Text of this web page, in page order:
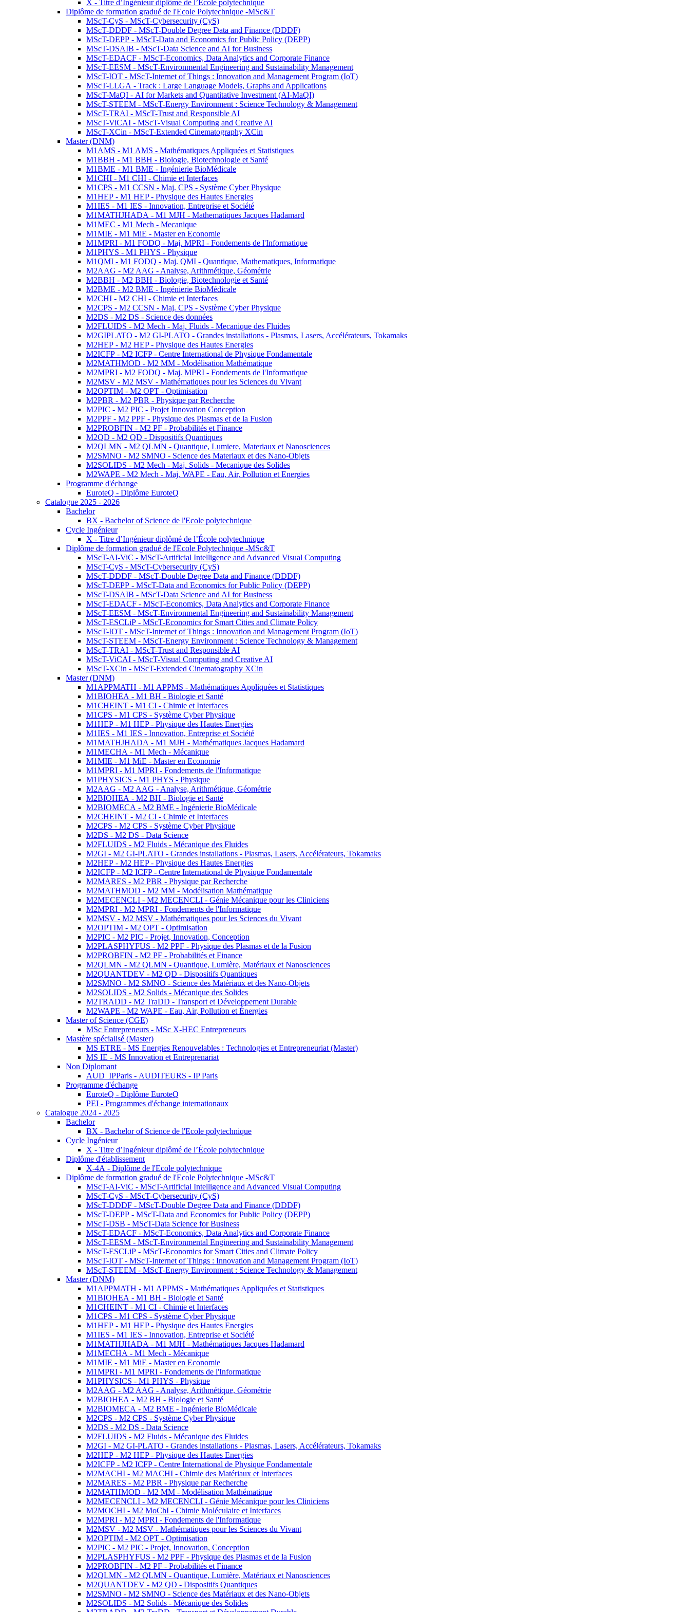
X - Titre d’Ingénieur diplômé de l’École polytechnique
Diplôme de formation gradué de l'Ecole Polytechnique -MSc&T
MScT-CyS - MScT-Cybersecurity (CyS)
MScT-DDDF - MScT-Double Degree Data and Finance (DDDF)
MScT-DEPP - MScT-Data and Economics for Public Policy (DEPP)
MScT-DSAIB - MScT-Data Science and AI for Business
MScT-EDACF - MScT-Economics, Data Analytics and Corporate Finance
MScT-EESM - MScT-Environmental Engineering and Sustainability Management
MScT-IOT - MScT-Internet of Things : Innovation and Management Program (IoT)
MScT-LLGA - Track : Large Language Models, Graphs and Applications
MScT-MaQI - AI for Markets and Quantitative Investment (AI-MaQI)
MScT-STEEM - MScT-Energy Environment : Science Technology & Management
MScT-TRAI - MScT-Trust and Responsible AI
MScT-ViCAI - MScT-Visual Computing and Creative AI
MScT-XCin - MScT-Extended Cinematography XCin
Master (DNM)
M1AMS - M1 AMS - Mathématiques Appliquées et Statistiques
M1BBH - M1 BBH - Biologie, Biotechnologie et Santé
M1BME - M1 BME - Ingénierie BioMédicale
M1CHI - M1 CHI - Chimie et Interfaces
M1CPS - M1 CCSN - Maj. CPS - Système Cyber Physique
M1HEP - M1 HEP - Physique des Hautes Energies
M1IES - M1 IES - Innovation, Entreprise et Société
M1MATHJHADA - M1 MJH - Mathematiques Jacques Hadamard
M1MEC - M1 Mech - Mecanique
M1MIE - M1 MiE - Master en Economie
M1MPRI - M1 FODQ - Maj. MPRI - Fondements de l'Informatique
M1PHYS - M1 PHYS - Physique
M1QMI - M1 FODQ - Maj. QMI - Quantique, Mathematiques, Informatique
M2AAG - M2 AAG - Analyse, Arithmétique, Géométrie
M2BBH - M2 BBH - Biologie, Biotechnologie et Santé
M2BME - M2 BME - Ingénierie BioMédicale
M2CHI - M2 CHI - Chimie et Interfaces
M2CPS - M2 CCSN - Maj. CPS - Système Cyber Physique
M2DS - M2 DS - Science des données
M2FLUIDS - M2 Mech - Maj. Fluids - Mecanique des Fluides
M2GIPLATO - M2 GI-PLATO - Grandes installations - Plasmas, Lasers, Accélérateurs, Tokamaks
M2HEP - M2 HEP - Physique des Hautes Energies
M2ICFP - M2 ICFP - Centre International de Physique Fondamentale
M2MATHMOD - M2 MM - Modélisation Mathématique
M2MPRI - M2 FODQ - Maj. MPRI - Fondements de l'Informatique
M2MSV - M2 MSV - Mathématiques pour les Sciences du Vivant
M2OPTIM - M2 OPT - Optimisation
M2PBR - M2 PBR - Physique par Recherche
M2PIC - M2 PIC - Projet Innovation Conception
M2PPF - M2 PPF - Physique des Plasmas et de la Fusion
M2PROBFIN - M2 PF - Probabilités et Finance
M2QD - M2 QD - Dispositifs Quantiques
M2QLMN - M2 QLMN - Quantique, Lumiere, Materiaux et Nanosciences
M2SMNO - M2 SMNO - Science des Materiaux et des Nano-Objets
M2SOLIDS - M2 Mech - Maj. Solids - Mecanique des Solides
M2WAPE - M2 Mech - Maj. WAPE - Eau, Air, Pollution et Energies
Programme d'échange
EuroteQ - Diplôme EuroteQ
Catalogue 2025 - 2026
Bachelor
BX - Bachelor of Science de l'Ecole polytechnique
Cycle Ingénieur
X - Titre d’Ingénieur diplômé de l’École polytechnique
Diplôme de formation gradué de l'Ecole Polytechnique -MSc&T
MScT-AI-ViC - MScT-Artificial Intelligence and Advanced Visual Computing
MScT-CyS - MScT-Cybersecurity (CyS)
MScT-DDDF - MScT-Double Degree Data and Finance (DDDF)
MScT-DEPP - MScT-Data and Economics for Public Policy (DEPP)
MScT-DSAIB - MScT-Data Science and AI for Business
MScT-EDACF - MScT-Economics, Data Analytics and Corporate Finance
MScT-EESM - MScT-Environmental Engineering and Sustainability Management
MScT-ESCLiP - MScT-Economics for Smart Cities and Climate Policy
MScT-IOT - MScT-Internet of Things : Innovation and Management Program (IoT)
MScT-STEEM - MScT-Energy Environment : Science Technology & Management
MScT-TRAI - MScT-Trust and Responsible AI
MScT-ViCAI - MScT-Visual Computing and Creative AI
MScT-XCin - MScT-Extended Cinematography XCin
Master (DNM)
M1APPMATH - M1 APPMS - Mathématiques Appliquées et Statistiques
M1BIOHEA - M1 BH - Biologie et Santé
M1CHEINT - M1 CI - Chimie et Interfaces
M1CPS - M1 CPS - Système Cyber Physique
M1HEP - M1 HEP - Physique des Hautes Energies
M1IES - M1 IES - Innovation, Entreprise et Société
M1MATHJHADA - M1 MJH - Mathématiques Jacques Hadamard
M1MECHA - M1 Mech - Mécanique
M1MIE - M1 MiE - Master en Economie
M1MPRI - M1 MPRI - Fondements de l'Informatique
M1PHYSICS - M1 PHYS - Physique
M2AAG - M2 AAG - Analyse, Arithmétique, Géométrie
M2BIOHEA - M2 BH - Biologie et Santé
M2BIOMECA - M2 BME - Ingénierie BioMédicale
M2CHEINT - M2 CI - Chimie et Interfaces
M2CPS - M2 CPS - Système Cyber Physique
M2DS - M2 DS - Data Science
M2FLUIDS - M2 Fluids - Mécanique des Fluides
M2GI - M2 GI-PLATO - Grandes installations - Plasmas, Lasers, Accélérateurs, Tokamaks
M2HEP - M2 HEP - Physique des Hautes Energies
M2ICFP - M2 ICFP - Centre International de Physique Fondamentale
M2MARES - M2 PBR - Physique par Recherche
M2MATHMOD - M2 MM - Modélisation Mathématique
M2MECENCLI - M2 MECENCLI - Génie Mécanique pour les Cliniciens
M2MPRI - M2 MPRI - Fondements de l'Informatique
M2MSV - M2 MSV - Mathématiques pour les Sciences du Vivant
M2OPTIM - M2 OPT - Optimisation
M2PIC - M2 PIC - Projet, Innovation, Conception
M2PLASPHYFUS - M2 PPF - Physique des Plasmas et de la Fusion
M2PROBFIN - M2 PF - Probabilités et Finance
M2QLMN - M2 QLMN - Quantique, Lumière, Matériaux et Nanosciences
M2QUANTDEV - M2 QD - Dispositifs Quantiques
M2SMNO - M2 SMNO - Science des Matériaux et des Nano-Objets
M2SOLIDS - M2 Solids - Mécanique des Solides
M2TRADD - M2 TraDD - Transport et Développement Durable
M2WAPE - M2 WAPE - Eau, Air, Pollution et Énergies
Master of Science (CGE)
MSc Entrepreneurs - MSc X-HEC Entrepreneurs
Mastère spécialisé (Master)
MS ETRE - MS Energies Renouvelables : Technologies et Entrepreneuriat (Master)
MS IE - MS Innovation et Entreprenariat
Non Diplomant
AUD_IPParis - AUDITEURS - IP Paris
Programme d'échange
EuroteQ - Diplôme EuroteQ
PEI - Programmes d'échange internationaux
Catalogue 2024 - 2025
Bachelor
BX - Bachelor of Science de l'Ecole polytechnique
Cycle Ingénieur
X - Titre d’Ingénieur diplômé de l’École polytechnique
Diplôme d'établissement
X-4A - Diplôme de l'Ecole polytechnique
Diplôme de formation gradué de l'Ecole Polytechnique -MSc&T
MScT-AI-ViC - MScT-Artificial Intelligence and Advanced Visual Computing
MScT-CyS - MScT-Cybersecurity (CyS)
MScT-DDDF - MScT-Double Degree Data and Finance (DDDF)
MScT-DEPP - MScT-Data and Economics for Public Policy (DEPP)
MScT-DSB - MScT-Data Science for Business
MScT-EDACF - MScT-Economics, Data Analytics and Corporate Finance
MScT-EESM - MScT-Environmental Engineering and Sustainability Management
MScT-ESCLiP - MScT-Economics for Smart Cities and Climate Policy
MScT-IOT - MScT-Internet of Things : Innovation and Management Program (IoT)
MScT-STEEM - MScT-Energy Environment : Science Technology & Management
Master (DNM)
M1APPMATH - M1 APPMS - Mathématiques Appliquées et Statistiques
M1BIOHEA - M1 BH - Biologie et Santé
M1CHEINT - M1 CI - Chimie et Interfaces
M1CPS - M1 CPS - Système Cyber Physique
M1HEP - M1 HEP - Physique des Hautes Energies
M1IES - M1 IES - Innovation, Entreprise et Société
M1MATHJHADA - M1 MJH - Mathématiques Jacques Hadamard
M1MECHA - M1 Mech - Mécanique
M1MIE - M1 MiE - Master en Economie
M1MPRI - M1 MPRI - Fondements de l'Informatique
M1PHYSICS - M1 PHYS - Physique
M2AAG - M2 AAG - Analyse, Arithmétique, Géométrie
M2BIOHEA - M2 BH - Biologie et Santé
M2BIOMECA - M2 BME - Ingénierie BioMédicale
M2CPS - M2 CPS - Système Cyber Physique
M2DS - M2 DS - Data Science
M2FLUIDS - M2 Fluids - Mécanique des Fluides
M2GI - M2 GI-PLATO - Grandes installations - Plasmas, Lasers, Accélérateurs, Tokamaks
M2HEP - M2 HEP - Physique des Hautes Energies
M2ICFP - M2 ICFP - Centre International de Physique Fondamentale
M2MACHI - M2 MACHI - Chimie des Matériaux et Interfaces
M2MARES - M2 PBR - Physique par Recherche
M2MATHMOD - M2 MM - Modélisation Mathématique
M2MECENCLI - M2 MECENCLI - Génie Mécanique pour les Cliniciens
M2MOCHI - M2 MoChI - Chimie Moléculaire et Interfaces
M2MPRI - M2 MPRI - Fondements de l'Informatique
M2MSV - M2 MSV - Mathématiques pour les Sciences du Vivant
M2OPTIM - M2 OPT - Optimisation
M2PIC - M2 PIC - Projet, Innovation, Conception
M2PLASPHYFUS - M2 PPF - Physique des Plasmas et de la Fusion
M2PROBFIN - M2 PF - Probabilités et Finance
M2QLMN - M2 QLMN - Quantique, Lumière, Matériaux et Nanosciences
M2QUANTDEV - M2 QD - Dispositifs Quantiques
M2SMNO - M2 SMNO - Science des Matériaux et des Nano-Objets
M2SOLIDS - M2 Solids - Mécanique des Solides